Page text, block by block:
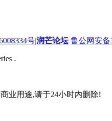
号|润芒论坛 鲁公网安备
.
业用途,请于24小时内删除!